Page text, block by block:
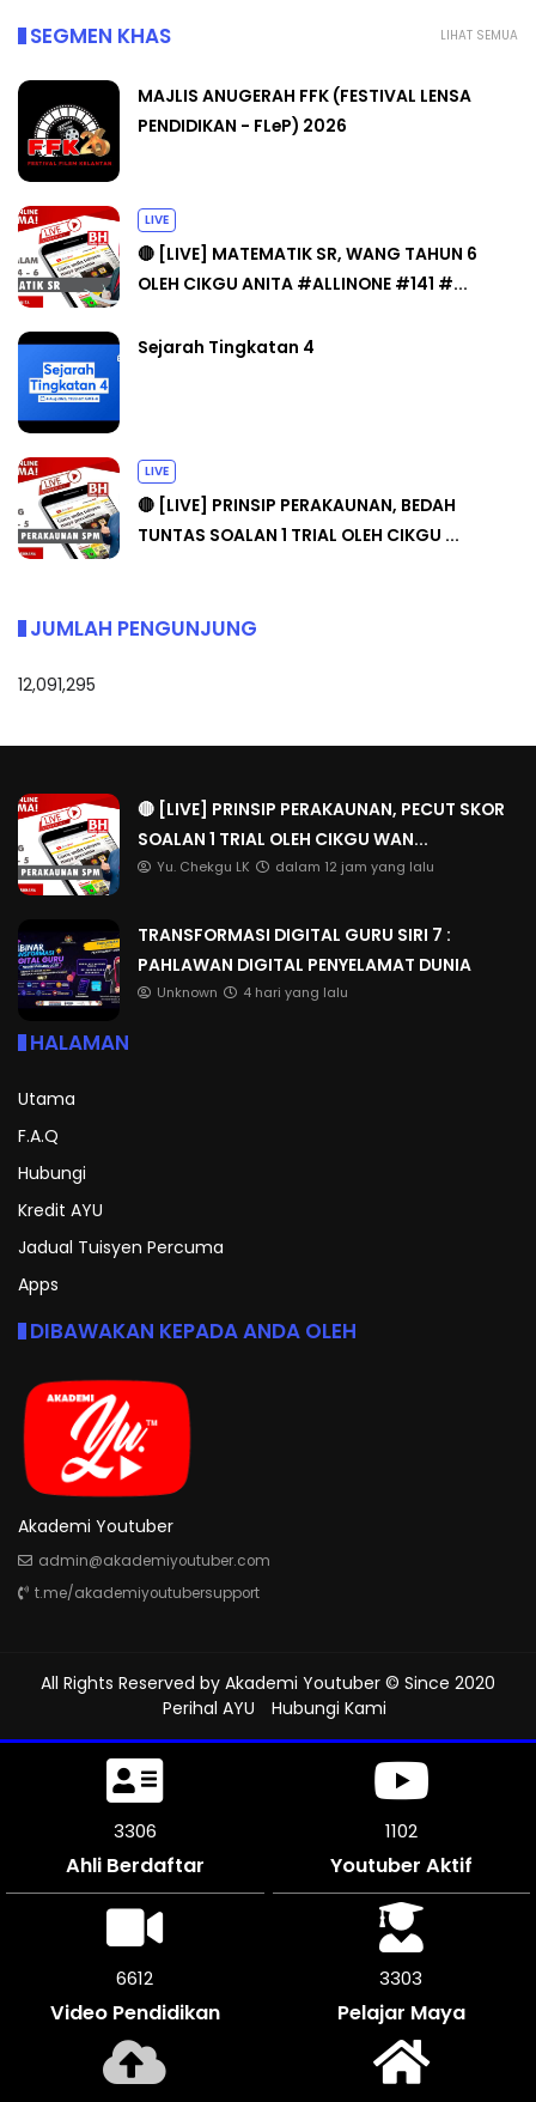
LIHAT SEMUA
SEGMEN KHAS
MAJLIS ANUGERAH FFK (FESTIVAL LENSA
PENDIDIKAN - FLeP) 2026
LIVE
🔴 [LIVE] MATEMATIK SR, WANG TAHUN 6
OLEH CIKGU ANITA #ALLINONE #141 #...
Sejarah Tingkatan 4
LIVE
🔴 [LIVE] PRINSIP PERAKAUNAN, BEDAH
TUNTAS SOALAN 1 TRIAL OLEH CIKGU ...
JUMLAH PENGUNJUNG
12,091,295
🔴 [LIVE] PRINSIP PERAKAUNAN, PECUT SKOR
SOALAN 1 TRIAL OLEH CIKGU WAN...
Yu. Chekgu LK dalam 12 jam yang lalu
TRANSFORMASI DIGITAL GURU SIRI 7 :
PAHLAWAN DIGITAL PENYELAMAT DUNIA
Unknown 4 hari yang lalu
HALAMAN
Utama
F.A.Q
Hubungi
Kredit AYU
Jadual Tuisyen Percuma
Apps
DIBAWAKAN KEPADA ANDA OLEH
Akademi Youtuber
admin@akademiyoutuber.com
t.me/akademiyoutubersupport
All Rights Reserved by Akademi Youtuber © Since 2020
Perihal AYU
Hubungi Kami
3621
Ahli Berdaftar
1207
Youtuber Aktif
7242
Video Pendidikan
3618
Pelajar Maya